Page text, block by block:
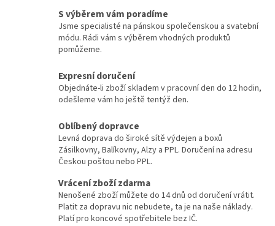
S výběrem vám poradíme
Jsme specialisté na pánskou společenskou a svatební
módu. Rádi vám s výběrem vhodných produktů
pomůžeme.
Expresní doručení
Objednáte-li zboží skladem v pracovní den do 12 hodin,
odešleme vám ho ještě tentýž den.
Oblíbený dopravce
Levná doprava do široké sítě výdejen a boxů
Zásilkovny, Balíkovny, Alzy a PPL. Doručení na adresu
Českou poštou nebo PPL.
Vrácení zboží zdarma
Nenošené zboží můžete do 14 dnů od doručení vrátit.
Platit za dopravu nic nebudete, ta je na naše náklady.
Platí pro koncové spotřebitele bez IČ.